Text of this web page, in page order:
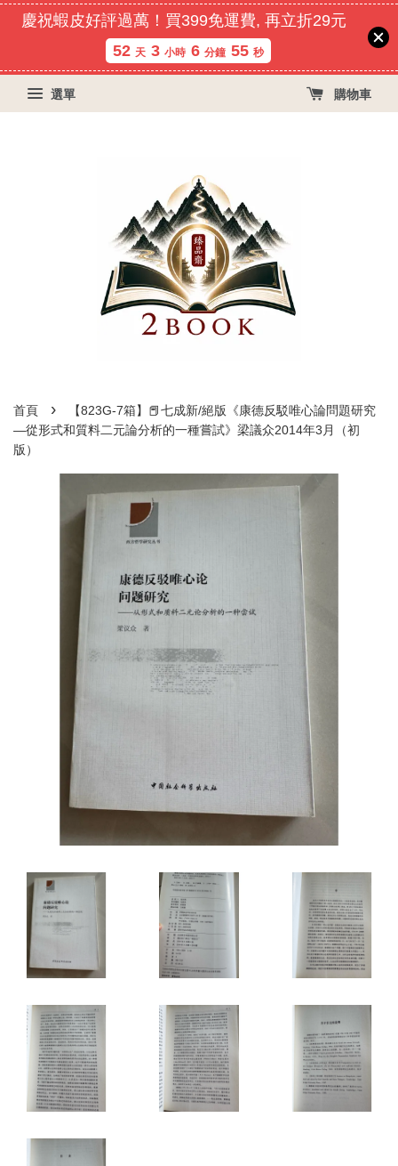
慶祝蝦皮好評過萬！買399免運費, 再立折29元
52 天 3 小時 6 分鐘 54 秒
選單 購物車
首頁 ›
【823G-7箱】📕七成新/絕版《康德反駁唯心論問題研究
—從形式和質料二元論分析的一種嘗試》梁議众2014年3月（初
版）